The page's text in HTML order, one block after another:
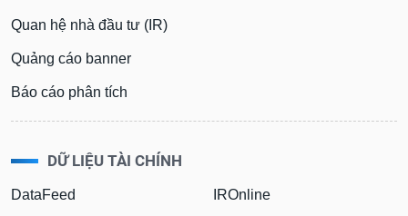
Quan hệ nhà đầu tư (IR)
Quảng cáo banner
Báo cáo phân tích
DỮ LIỆU TÀI CHÍNH
DataFeed
IROnline